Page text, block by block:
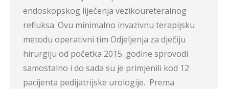
endoskopskog liječenja vezikoureteralnog
refluksa. Ovu minimalno invazivnu terapijsku
metodu operativni tim Odjeljenja za dječiju
hirurgiju od početka 2015. godine sprovodi
samostalno i do sada su je primjenili kod 12
pacijenta pedijatrijske urologije. Prema